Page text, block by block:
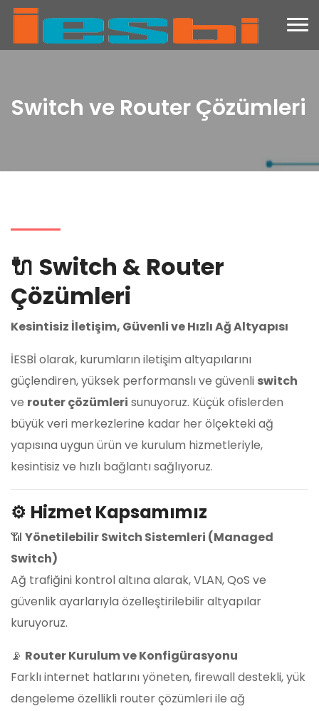
Switch ve Router Çözümleri
🔌 Switch & Router
Çözümleri
Kesintisiz İletişim, Güvenli ve Hızlı Ağ Altyapısı
İESBİ olarak, kurumların iletişim altyapılarını
güçlendiren, yüksek performanslı ve güvenli switch
ve router çözümleri sunuyoruz. Küçük ofislerden
büyük veri merkezlerine kadar her ölçekteki ağ
yapısına uygun ürün ve kurulum hizmetleriyle,
kesintisiz ve hızlı bağlantı sağlıyoruz.
⚙️ Hizmet Kapsamımız
📶 Yönetilebilir Switch Sistemleri (Managed
Switch)
Ağ trafiğini kontrol altına alarak, VLAN, QoS ve
güvenlik ayarlarıyla özelleştirilebilir altyapılar
kuruyoruz.
📡 Router Kurulum ve Konfigürasyonu
Farklı internet hatlarını yöneten, firewall destekli, yük
dengeleme özellikli router çözümleri ile ağ